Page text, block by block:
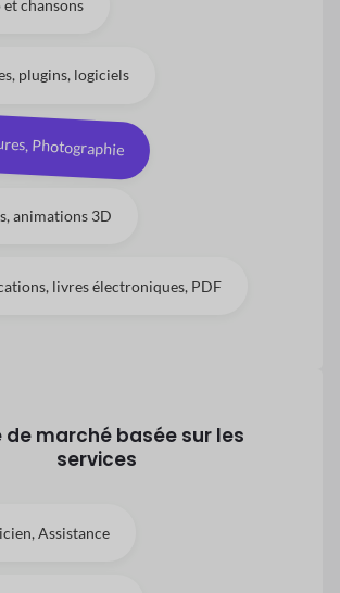
chansons
plugins, logiciels
Photographie
animations 3D
livres électroniques, PDF
de marché basée sur les
services
Assistance